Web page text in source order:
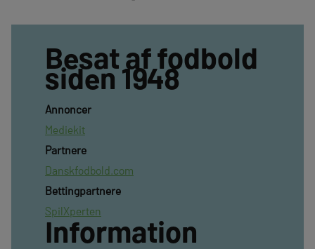
Besat af fodbold
siden 1948
Annoncer
Mediekit
Partnere
Danskfodbold.com
Bettingpartnere
SpilXperten
Information